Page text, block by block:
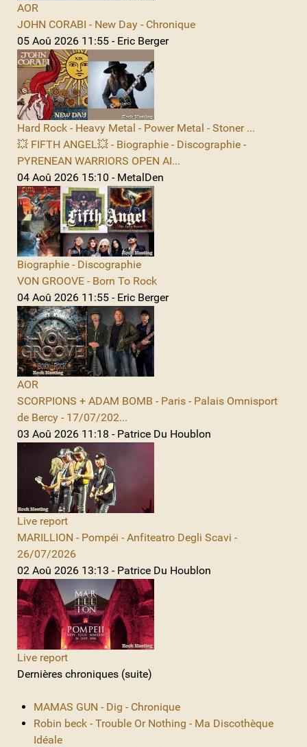
AOR
JOHN CORABI - New Day - Chronique
05 Aoû 2026 11:55 - Eric Berger
Hard Rock - Heavy Metal - Power Metal - Stoner ...
💥 FIFTH ANGEL💥 - Biographie - Discographie -
PYRENEAN WARRIORS OPEN AI...
04 Aoû 2026 15:10 - MetalDen
Biographie - Discographie
VON GROOVE - Born To Rock
04 Aoû 2026 11:55 - Eric Berger
AOR
SCORPIONS + ADAM BOMB - Paris - Palais Omnisport
de Bercy - 17/07/202...
03 Aoû 2026 11:18 - Patrice Du Houblon
Live report
MARILLION - Pompéi - Anfiteatro Degli Scavi -
26/07/2026
02 Aoû 2026 13:13 - Patrice Du Houblon
Live report
Dernières chroniques (suite)
MAMAS GUN - Dig - Chronique
Robin beck - Trouble Or Nothing - Ma Discothèque
Idéale